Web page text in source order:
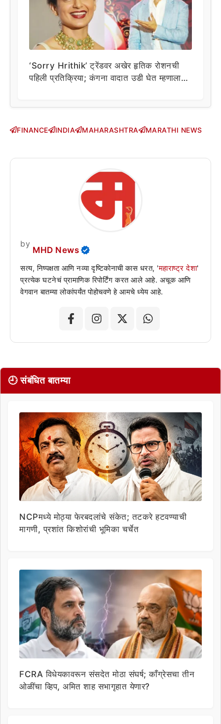
‘Sorry Hrithik’ ट्रेंडवर अखेर हृतिक रोशनची
पहिली प्रतिक्रिया; कंगना वादात उडी घेत म्हणाला…
FINANCE INDIA MAHARASHTRA MARATHI NEWS
by
MHD News
सत्य, निष्पक्षता आणि नव्या दृष्टिकोनाची कास धरत, 'महाराष्ट्र देशा'
प्रत्येक घटनेचं प्रामाणिक रिपोर्टिंग करत आले आहे. अचूक आणि
वेगवान बातम्या लोकांपर्यंत पोहोचवणे हे आमचे ध्येय आहे.
🕘 संबंधित बातम्या
NCPमध्ये मोठ्या फेरबदलांचे संकेत; तटकरे हटवण्याची
मागणी, प्रशांत किशोरांची भूमिका चर्चेत
FCRA विधेयकावरून संसदेत मोठा संघर्ष; काँग्रेसचा तीन
ओळींचा व्हिप, अमित शाह सभागृहात येणार?